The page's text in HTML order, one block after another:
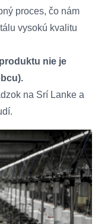
proces, čo nám
vysokú kvalitu
nie je
na Srí Lanke a